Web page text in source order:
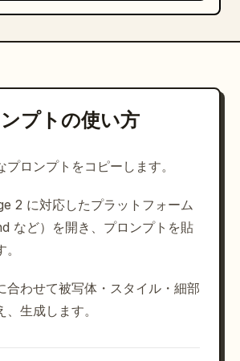
IN」",
プトの使い方
プロンプトをコピーします。
2 に対応したプラットフォーム
など）を開き、プロンプトを貼
合わせて被写体・スタイル・細部
、生成します。